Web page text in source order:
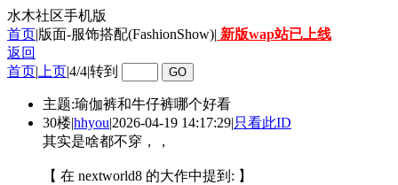
水木社区手机版
首页|版面-服饰搭配(FashionShow)| 新版wap站已上线
返回
首页| 上页|4/4|转到
主题:瑜伽裤和牛仔裤哪个好看
30楼|hhyou|2026-04-19 14:17:29|只看此ID
其实是啥都不穿，，
【 在 nextworld8 的大作中提到: 】